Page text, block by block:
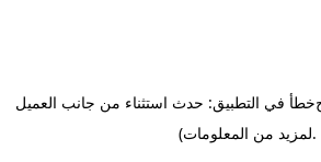
خطأ في التطبيق: حدث استثناء من جانب العميل
لمزيد من المعلومات).